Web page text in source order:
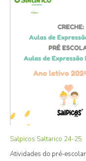
Salpicos Saltarico 24-25
Atividades do pré-escolar